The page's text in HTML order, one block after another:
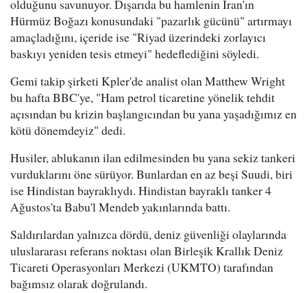
olduğunu savunuyor. Dışarıda bu hamlenin İran'ın
Hürmüz Boğazı konusundaki "pazarlık gücünü" artırmayı
amaçladığını, içeride ise "Riyad üzerindeki zorlayıcı
baskıyı yeniden tesis etmeyi" hedeflediğini söyledi.
Gemi takip şirketi Kpler'de analist olan Matthew Wright
bu hafta BBC'ye, "Ham petrol ticaretine yönelik tehdit
açısından bu krizin başlangıcından bu yana yaşadığımız en
kötü dönemdeyiz" dedi.
Husiler, ablukanın ilan edilmesinden bu yana sekiz tankeri
vurduklarını öne sürüyor. Bunlardan en az beşi Suudi, biri
ise Hindistan bayraklıydı. Hindistan bayraklı tanker 4
Ağustos'ta Babu'l Mendeb yakınlarında battı.
Saldırılardan yalnızca dördü, deniz güvenliği olaylarında
uluslararası referans noktası olan Birleşik Krallık Deniz
Ticareti Operasyonları Merkezi (UKMTO) tarafından
bağımsız olarak doğrulandı.